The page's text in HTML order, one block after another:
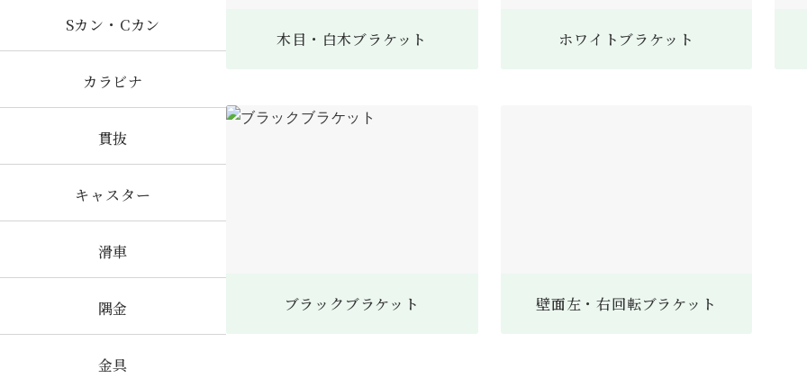
Sカン・Cカン
カラビナ
貫抜
キャスター
滑車
隅金
金具
木目・白木ブラケット ホワイトブラケット
ブラックブラケット 壁面左・右回転ブラケット